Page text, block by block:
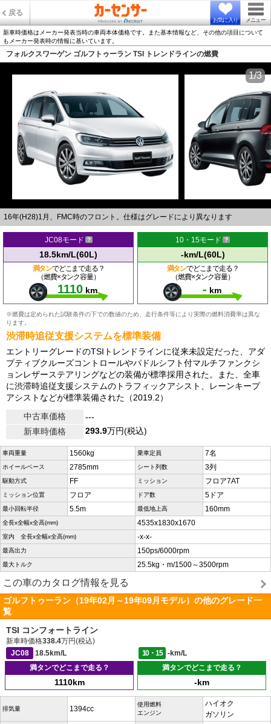
戻る
お気に入り メニュー
新車時価格はメーカー発表当時の車両本体価格です。また基本情報など、その他の項目について
もメーカー発表時の情報に基いています。
フォルクスワーゲン ゴルフトゥーラン TSI トレンドラインの燃費
16年(H28)1月、FMC時のフロント。仕様はグレードにより異なります
1/3
JC08モード
18.5km/L(60L)
満タンでどこまで走る？
（燃費×タンク容量）
1110 km
10・15モード
-km/L(60L)
満タンでどこまで走る？
（燃費×タンク容量）
- km
※燃費は定められた試験条件の下での数値のため、走行条件等により実際の燃料消費率は異な
ります。
渋滞時追従支援システムを標準装備
エントリーグレードのTSIトレンドラインに従来未設定だった、アダ
プティブクルーズコントロールやパドルシフト付マルチファンクシ
ョンレザーステアリングなどの装備が標準採用された。また、全車
に渋滞時追従支援システムのトラフィックアシスト、レーンキープ
アシストなどが標準装備された（2019.2）
中古車価格
---
新車時価格
293.9万円(税込)
車両重量 1560kg 乗車定員 7名
ホイールベース 2785mm シート列数 3列
駆動方式 FF ミッション フロア7AT
ミッション位置 フロア ドア数 5ドア
最小回転半径 5.5m 最低地上高 160mm
全長x全幅x全高(mm) 4535x1830x1670
室内 全長x全幅x全高(mm) -x-x-
最高出力 150ps/6000rpm
最大トルク 25.5kg・m/1500～3500rpm
この車のカタログ情報を見る
ゴルフトゥーラン（19年02月～19年09月モデル）の他のグレード一
覧
TSI コンフォートライン
新車時価格338.4万円(税込)
JC08
18.5km/L 10・15
-km/L
満タンでどこまで走る？
1110km
満タンでどこまで走る？
-km
排気量 1394cc
使用燃料
エンジン
ハイオク
ガソリン